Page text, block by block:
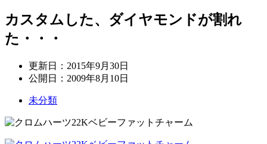
カスタムした、ダイヤモンドが割れ
た・・・
更新日： 2015年9月30日
公開日： 2009年8月10日
未分類